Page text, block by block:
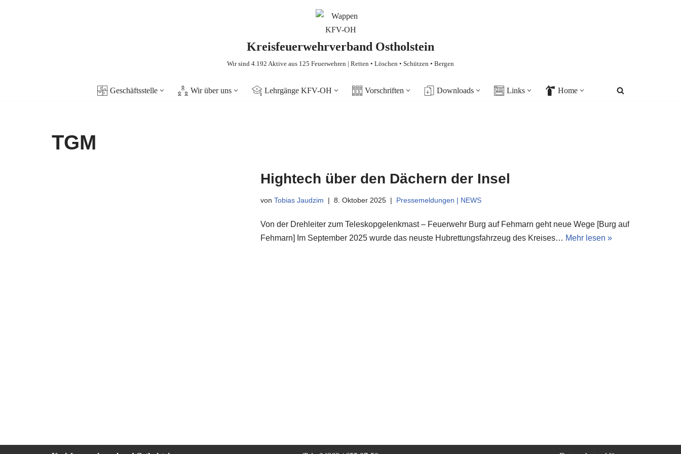
Kreisfeuerwehrverband Ostholstein
Wir sind 4.192 Aktive aus 125 Feuerwehren | Retten • Löschen • Schützen • Bergen
Geschäftsstelle Wir über uns Lehrgänge KFV-OH Vorschriften Downloads Links Home
TGM
Hightech über den Dächern der Insel
von Tobias Jaudzim 8. Oktober 2025 Pressemeldungen | NEWS
Von der Drehleiter zum Teleskopgelenkmast – Feuerwehr Burg auf Fehmarn geht neue Wege [Burg auf
Fehmarn] Im September 2025 wurde das neuste Hubrettungsfahrzeug des Kreises… Mehr lesen »